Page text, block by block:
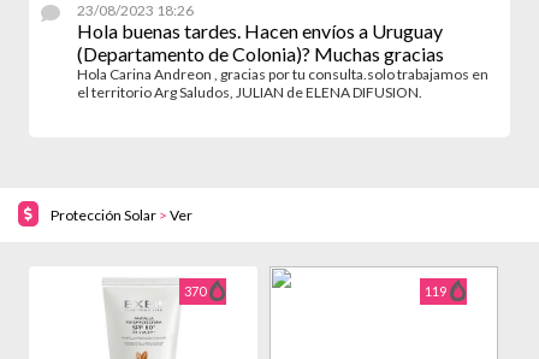
23/08/2023 18:26
Hola buenas tardes. Hacen envíos a Uruguay
(Departamento de Colonia)? Muchas gracias
Hola Carina Andreon , gracias por tu consulta.solo trabajamos en
el territorio Arg Saludos, JULIAN de ELENA DIFUSION.
Protección Solar > Ver
370 119